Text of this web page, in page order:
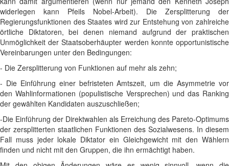
widerlegen kann Pfeils Nobel-Arbeit). Die Zersplitterung der
Regierungsfunktionen des Staates wird zur Entstehung von zahlreiche
örtliche Diktatoren, bei denen niemand aufgrund der praktischen
Unmöglichkeit der Staatsoberhäupter werden konnte opportunistische
Vereinbarungen unter den Bedingungen:
- Die Zersplitterung von Funktionen auf mehr als zehn;
- Die Einführung einer befristeten Amtszeit, um die Asymmetrie vor
den Wahlinformationen (populistische Versprechen) und das Ranking
der gewählten Kandidaten auszuschließen;
-Die Einführung der Direktwahlen als Erreichung des Pareto-Optimums
der zersplitterten staatlichen Funktionen des Sozialwesens. In diesem
Fall muss jeder lokale Diktator ein Gleichgewicht mit den Wählern
finden und nicht mit den Gruppen, die ihn ermächtigt haben.